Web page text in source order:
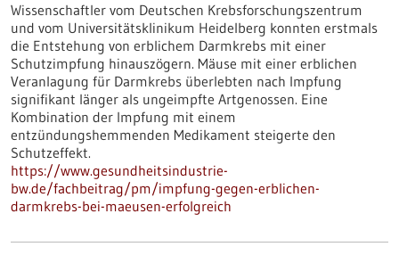
Wissenschaftler vom Deutschen Krebsforschungszentrum
und vom Universitätsklinikum Heidelberg konnten erstmals
die Entstehung von erblichem Darmkrebs mit einer
Schutzimpfung hinauszögern. Mäuse mit einer erblichen
Veranlagung für Darmkrebs überlebten nach Impfung
signifikant länger als ungeimpfte Artgenossen. Eine
Kombination der Impfung mit einem
entzündungshemmenden Medikament steigerte den
Schutzeffekt.
https://www.gesundheitsindustrie-
bw.de/fachbeitrag/pm/impfung-gegen-erblichen-
darmkrebs-bei-maeusen-erfolgreich